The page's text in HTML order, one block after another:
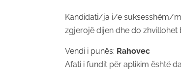
Kandidati/ja i/e suksesshëm/
zgjerojë dijen dhe do zhvillohet
Vendi i punës: Rahovec
Afati i fundit për aplikim është